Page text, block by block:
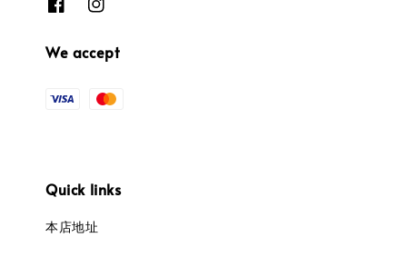
We accept
Quick links
本店地址